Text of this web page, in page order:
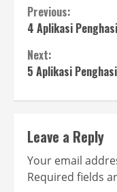
Continue
Reading
Previous:
4 Aplikasi
Next:
5 Aplikasi
Leave a Reply
Your email
Required fields